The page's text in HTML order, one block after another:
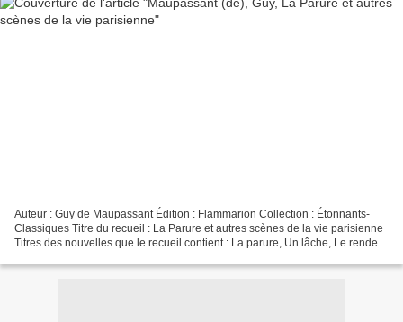
Auteur : Guy de Maupassant Édition : Flammarion Collection : Étonnants-
Classiques Titre du recueil : La Parure et autres scènes de la vie parisienne
Titres des nouvelles que le recueil contient : La parure, Un lâche, Le rendez-